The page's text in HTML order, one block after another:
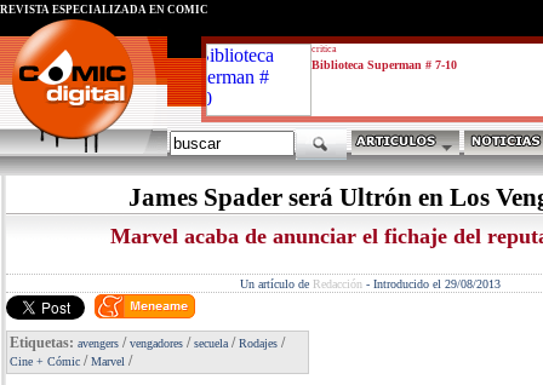
critica
Biblioteca Superman # 7-10
REVISTA ESPECIALIZADA EN CÓMIC
James Spader será Ultrón en Los
Marvel acaba de anunciar el fichaje del
Un artículo de Redacción - Introducido el 29/08/2013
Etiquetas: avengers /vengadores /secuela /Rodajes /
Cine + Cómic /Marvel /